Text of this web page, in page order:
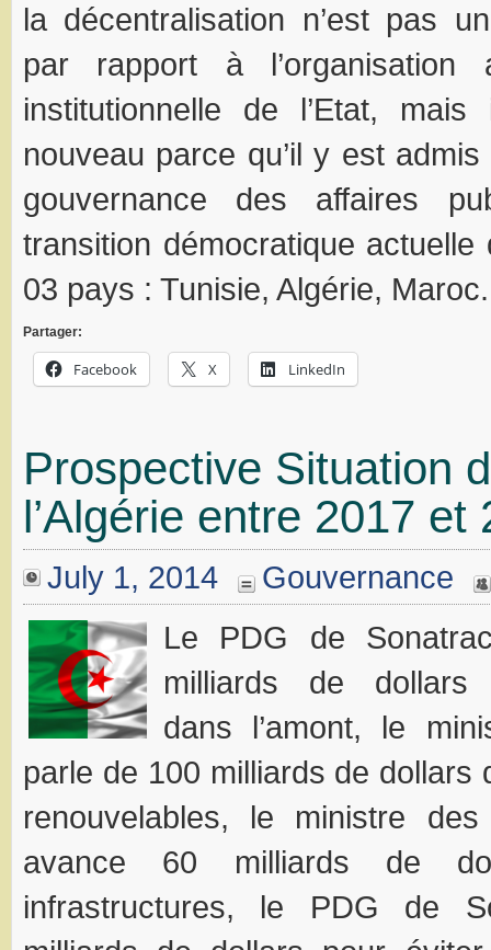
la décentralisation n’est pas
par rapport à l’organisation
institutionnelle de l’Etat,
nouveau parce qu’il y est
gouvernance des affaires
transition démocratique
03 pays : Tunisie, Algérie,
Partager:
Facebook X LinkedIn
Prospective Situation
l’Algérie entre 2017 et
July 1, 2014
Gouvernance
Le PDG de
milliards de dollars
dans l’amont, le
parle de 100 milliards de dollars
renouvelables, le ministre
avance 60 milliards de
infrastructures, le PDG de